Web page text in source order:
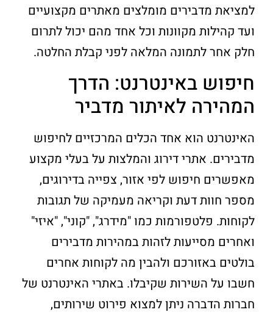
למציאת מדבירים מומלצים מאתרים מקצועיים
ועד קהילות מקוונות וכל אחד מהם יכול לתרום
חלק אחר לתמונה המלאה לפני קבלת החלטה.
חיפוש באינטרנט: הדרך
המהירה לאיתור מדביר
האינטרנט הוא אחד הכלים המרכזיים לחיפוש
מדבירים. אתרי דירוג והמלצות על בעלי מקצוע
מאפשרים חיפוש לפי אזור, צפייה בדירוגים,
מספר חוות דעת וקריאה מעמיקה של תגובות
לקוחות. פלטפורמות כמו "מידרג", "קוני", "איזי"
ואחרים מסייעות לזהות במהירות מדבירים
בולטים באזורכם ולהבין מה לקוחות אחרים
חשבו על השירות שקיבלו. באתרי האינטרנט של
חברות הדברה ניתן למצוא פירוט שירותים,